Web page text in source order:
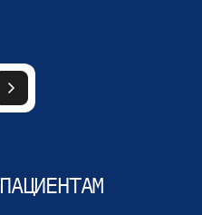
ПАЦИЕНТАМ